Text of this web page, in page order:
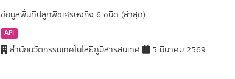
ข้อมูลพื้นที่ปลูกพืชเศรษฐกิจ 6 ชนิด (ล่าสุด)
API
สำนักนวัตกรรมเทคโนโลยีภูมิสารสนเทศ 5 มีนาคม 2569